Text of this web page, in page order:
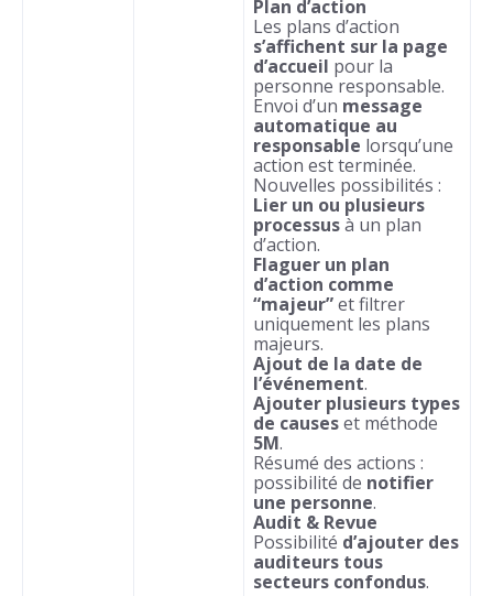
Plan d’action
Les plans d’action
s’affichent sur la page
d’accueil pour la
personne responsable.
Envoi d’un message
automatique au
responsable lorsqu’une
action est terminée.
Nouvelles possibilités :
Lier un ou plusieurs
processusà un plan
d’action.
Flaguer un plan
d’action comme
“majeur”et filtrer
uniquement les plans
majeurs.
Ajout de la date de
l’événement.
Ajouter plusieurs types
de causeset méthode
5M.
Résumé des actions :
possibilité de notifier
une personne.
Audit & Revue
Possibilité d’ajouter des
auditeurs tous
secteurs confondus.